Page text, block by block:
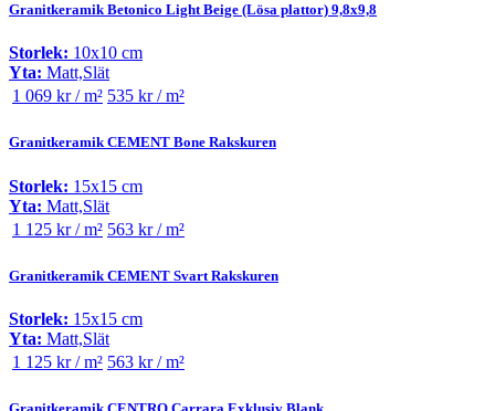
Granitkeramik Betonico Light Beige (Lösa plattor) 9,8x9,8
Storlek: 10x10 cm
Yta: Matt,Slät
1 069 kr / m² 535 kr / m²
Granitkeramik CEMENT Bone Rakskuren
Storlek: 15x15 cm
Yta: Matt,Slät
1 125 kr / m² 563 kr / m²
Granitkeramik CEMENT Svart Rakskuren
Storlek: 15x15 cm
Yta: Matt,Slät
1 125 kr / m² 563 kr / m²